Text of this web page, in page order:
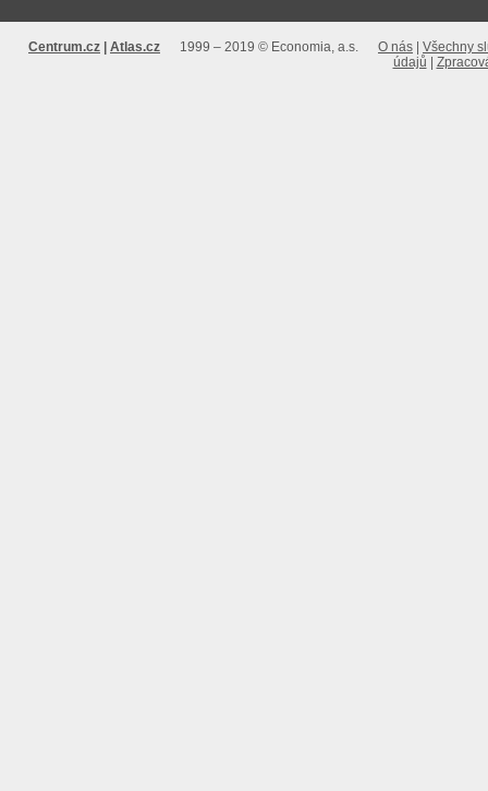
Centrum.cz Atlas.cz 1999 – 2019 © Economia, a.s. O nás
Všechny
údajů